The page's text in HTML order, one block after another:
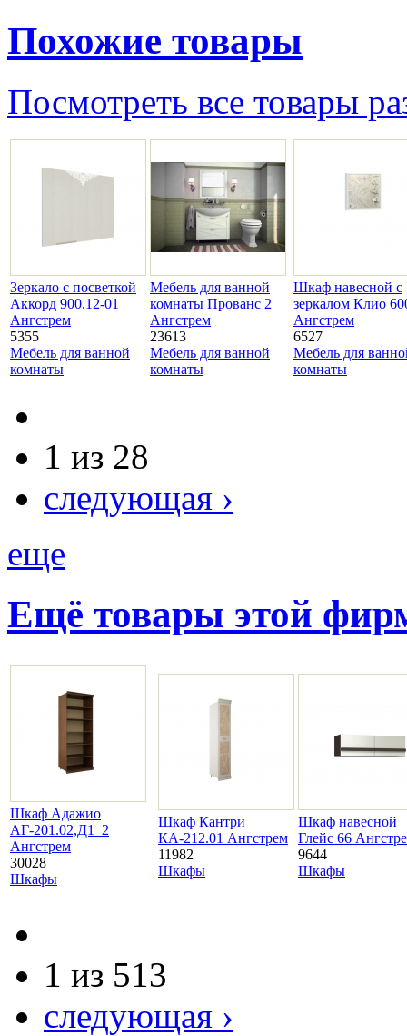
Похожие товары
Посмотреть все товары
Зеркало с посветкой
Аккорд 900.12-01
Ангстрем
5355
Мебель для ванной
комнаты
Мебель для ванной
комнаты Прованс 2
Ангстрем
23613
Мебель для ванной
комнаты
Шкаф навесной с
зеркалом Клио
Ангстрем
6527
Мебель для
комнаты
1 из 28
следующая ›
еще
Ещё товары этой
Шкаф Адажио
АГ-201.02,Д1_2
Ангстрем
30028
Шкафы
Шкаф Кантри
КА-212.01 Ангстрем
11982
Шкафы
Шкаф навесной
Глейс 66
9644
Шкафы
1 из 513
следующая ›